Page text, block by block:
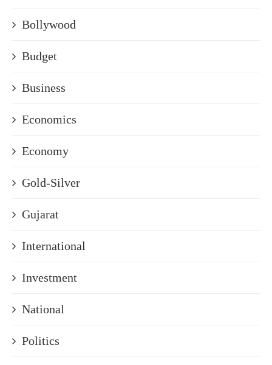
Bollywood
Budget
Business
Economics
Economy
Gold-Silver
Gujarat
International
Investment
National
Politics